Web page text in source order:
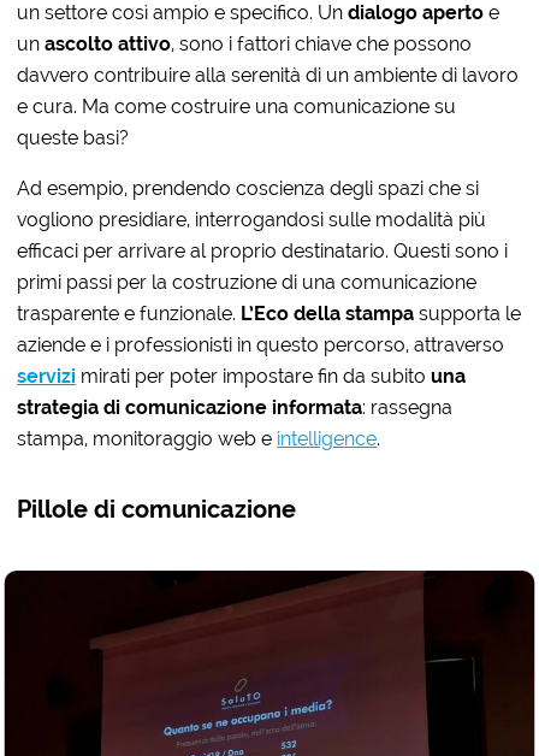
un settore così ampio e specifico. Undialogo aperto e
unascolto attivo, sono i fattori chiave che possono
davvero contribuire alla serenità di un ambiente di lavoro
e cura. Ma come costruire una comunicazione su
queste basi?
Ad esempio, prendendo coscienza degli spazi che si
vogliono presidiare, interrogandosi sulle modalità più
efficaci per arrivare al proprio destinatario. Questi sono i
primi passi per la costruzione di una comunicazione
trasparente e funzionale. L’Eco della stampa supporta le
aziende e i professionisti in questo percorso, attraverso
servizi mirati per poter impostare fin da subitouna
strategia di comunicazione informata: rassegna
stampa, monitoraggio web e intelligence.
Pillole di comunicazione